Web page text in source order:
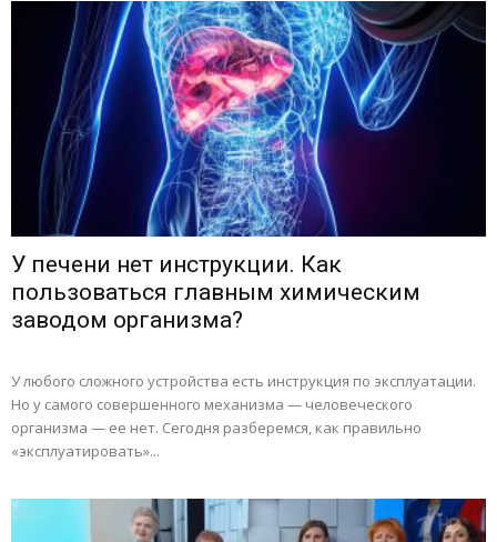
У печени нет инструкции. Как
пользоваться главным химическим
заводом организма?
У любого сложного устройства есть инструкция по эксплуатации.
Но у самого совершенного механизма — человеческого
организма — ее нет. Сегодня разберемся, как правильно
«эксплуатировать»...